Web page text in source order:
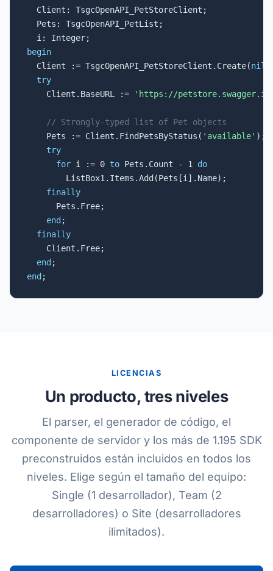
Client: TsgcOpenAPI_PetStoreClient;
  Pets: TsgcOpenAPI_PetList;
begin
Client := TsgcOpenAPI_PetStoreClient.Create(nil
try
    Client.BaseURL :=
'https://
// Strongly-typed list of Pet objects
    Pets := Client.FindPetsByStatus(
'available' );
try
for i := 0 to Pets.Count - 1 do
        ListBox1.Items.Add(Pets[i].Name);
finally
      Pets.Free;
end ;
finally
    Client.Free;
end
end ;
LICENCIAS
Un producto, tres niveles
El parser, el generador de código, el
componente de servidor y los más de 1.195 SDK
preconstruidos están incluidos en todos los
niveles. Elige según el tamaño del equipo:
Single (1 desarrollador), Team (2
desarrolladores) o Site (desarrolladores
ilimitados).